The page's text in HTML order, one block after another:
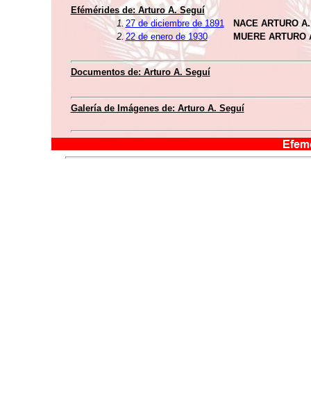
Efémérides de: Arturo A. Seguí
1. 27 de diciembre de 1891
NACE ARTURO
2.22 de enero de 1930 MUERE ARTURO
Documentos de: Arturo A. Seguí
Galería de Imágenes de: Arturo A. Seguí